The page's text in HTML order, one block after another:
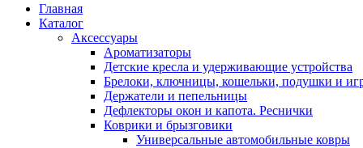
Главная
Каталог
Аксессуары
Ароматизаторы
Детские кресла и удерживающие устройства
Брелоки, ключницы, кошельки, подушки и
Держатели и пепельницы
Дефлекторы окон и капота. Реснички
Коврики и брызговики
Универсальные автомобильные ковры